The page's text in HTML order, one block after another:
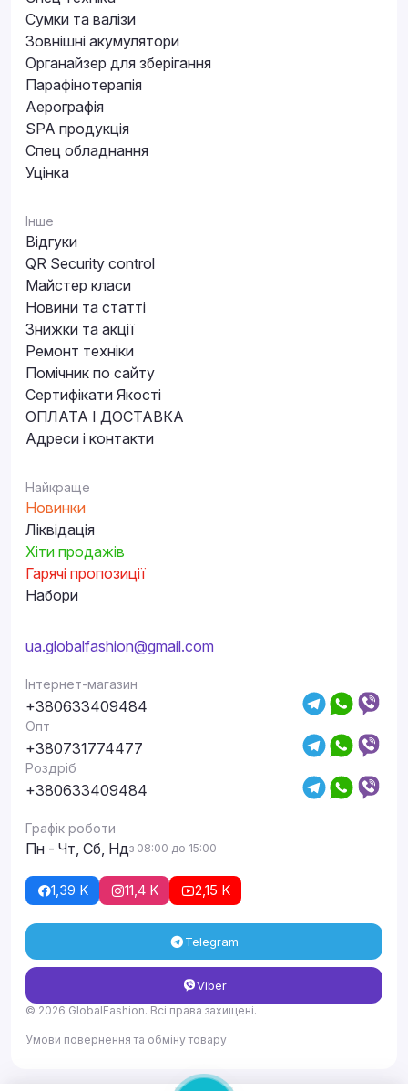
Сумки та валізи
Зовнішні акумулятори
Органайзер для зберігання
Парафінотерапія
Аерографія
SPA продукція
Спец обладнання
Уцінка
Інше
Відгуки
QR Security control
Майстер класи
Новини та статті
Знижки та акції
Ремонт техніки
Помічник по сайту
Сертифікати Якості
ОПЛАТА І ДОСТАВКА
Адреси і контакти
Найкраще
Новинки
Ліквідація
Хіти продажів
Гарячі пропозиції
Набори
ua.globalfashion@gmail.com
Інтернет-магазин
+380633409484
Опт
+380731774477
Роздріб
+380633409484
Графік роботи
Пн - Чт, Сб, Ндз 08:00 до 15:00
1,39 K 11,4 K 2,15 K
Telegram
Viber
© 2026 GlobalFashion. Всі права захищені.
Умови повернення та обміну товару